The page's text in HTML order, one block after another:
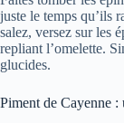
juste le temps qu’ils
salez, versez sur les
repliant l’omelette.
glucides.
Piment de Cayenne